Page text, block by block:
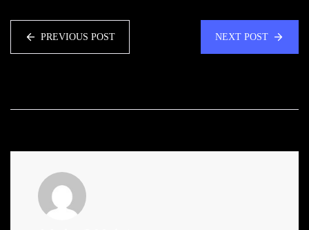
PREVIOUS POST NEXT POST